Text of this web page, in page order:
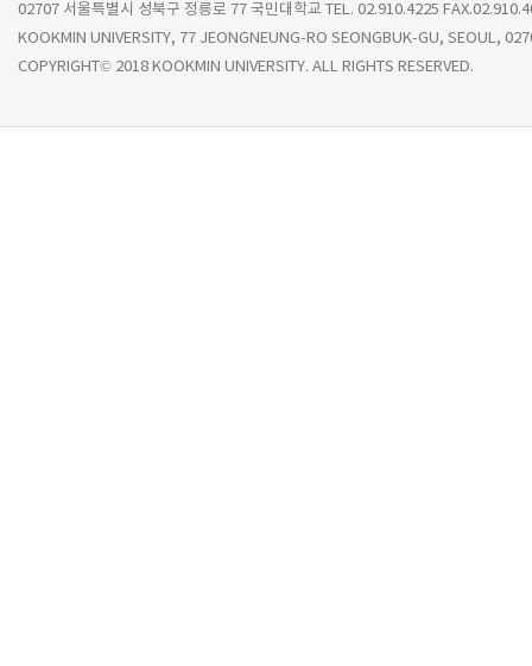
02707 서울특별시 성북구 정릉로 77 국민대학교 TEL. 02.910.4225
KOOKMIN UNIVERSITY, 77 JEONGNEUNG-RO SEONGBUK-GU, SEOUL,
COPYRIGHT© 2018 KOOKMIN UNIVERSITY. ALL RIGHTS RESERVED.